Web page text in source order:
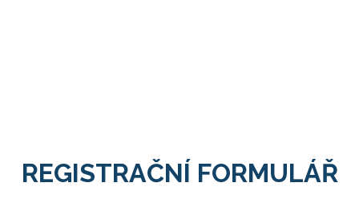
REGISTRAČNÍ FORMULÁŘ